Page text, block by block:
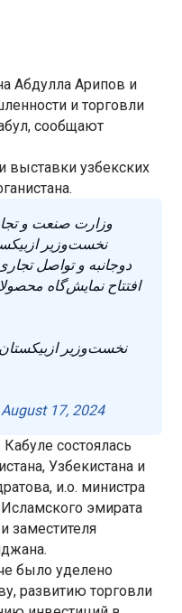
Абдулла Арипов и
и торговли
сообщают
выставки узбекских
وزارت صنعت و
نخست‌وزیر
دوجانبه و تواصل
افتتاح نمایش‌گاه
August 17, 2024
состоялась
Узбекистана и
и.о. министра
эмирата
заместителя
было уделено
развитию торговли